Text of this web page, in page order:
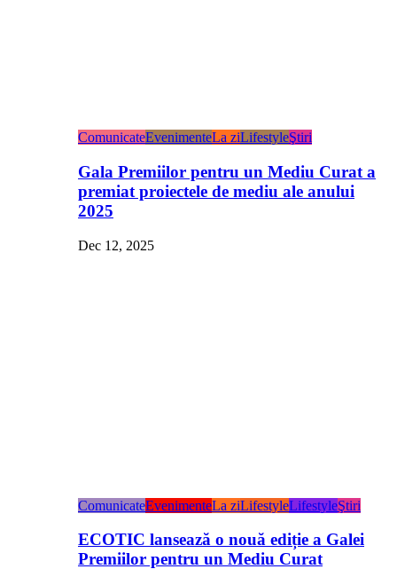
ComunicateEvenimenteLa ziLifestyleŞtiri
Gala Premiilor pentru un Mediu Curat a
premiat proiectele de mediu ale anului
2025
Dec 12, 2025
ComunicateEvenimenteLa ziLifestyleLifestyleŞtiri
ECOTIC lansează o nouă ediție a Galei
Premiilor pentru un Mediu Curat